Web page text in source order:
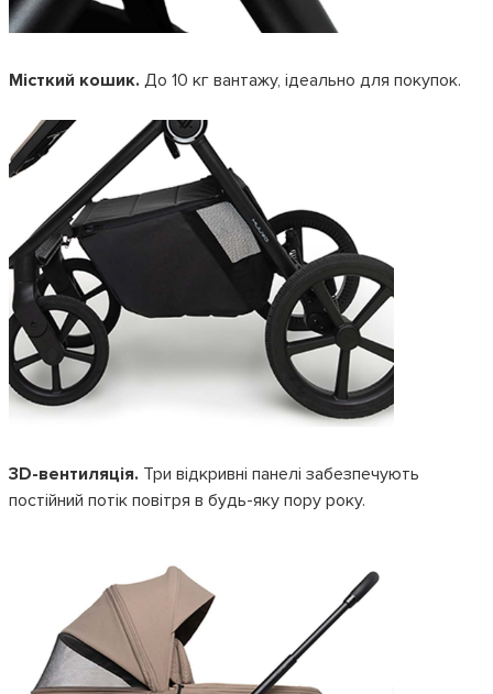
Місткий кошик. До 10 кг вантажу, ідеально для покупок.
3D-вентиляція. Три відкривні панелі забезпечують
постійний потік повітря в будь-яку пору року.